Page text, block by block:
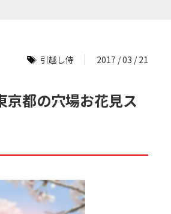
引越し侍 2017 / 03 / 21
京都の穴場お花見ス